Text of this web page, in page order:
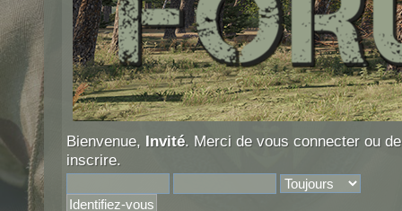
Bienvenue, Invité. Merci de vous connecter ou
inscrire.